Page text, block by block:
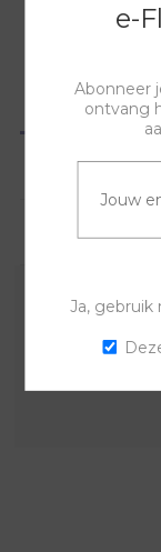
Met deze
eigen horloge
e-
Abonneer
ontvang
Ja, gebruik